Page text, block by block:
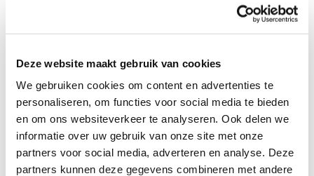
Deze website maakt gebruik van cookies
We gebruiken cookies om content en advertenties te
personaliseren, om functies voor social media te bieden
en om ons websiteverkeer te analyseren. Ook delen we
informatie over uw gebruik van onze site met onze
partners voor social media, adverteren en analyse. Deze
partners kunnen deze gegevens combineren met andere
Gerechtshof verbiedt etnisch
Filter